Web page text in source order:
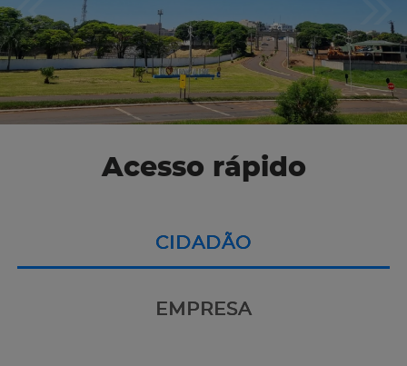
Acesso rápido
CIDADÃO
EMPRESA